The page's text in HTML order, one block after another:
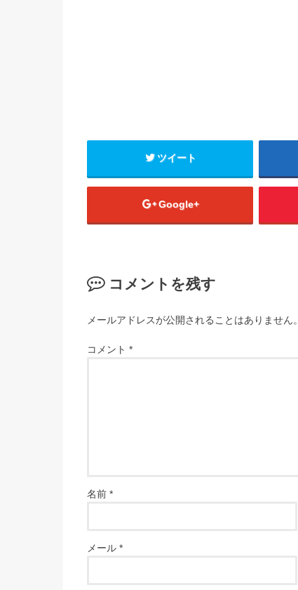
ツイート
Google+
コメントを残す
メールアドレスが公開されることはありません。
コメント *
名前 *
メール *